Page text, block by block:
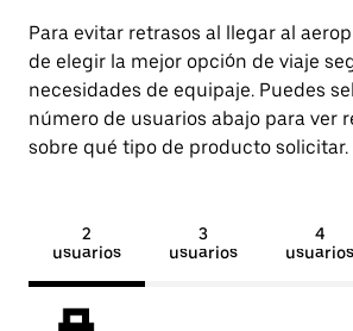
Para evitar retrasos al llegar al
de elegir la mejor opción de viaje
necesidades de equipaje. Puedes
número de usuarios abajo para ver
sobre qué tipo de producto solicitar.
2
usuarios
3
usuarios
4
usuarios